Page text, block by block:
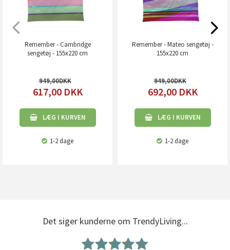
Remember - Cambridge
sengetøj - 155x220 cm
949,00
617,00 DKK
LÆG I KURVEN
1-2 dage
Remember - Mateo sengetøj -
155x220 cm
949,00
692,00 DKK
LÆG I KURVEN
1-2 dage
Det siger kunderne om TrendyLiving...